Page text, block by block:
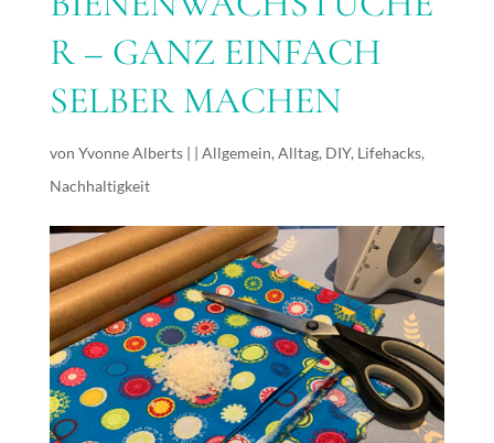
R – GANZ EINFACH
SELBER MACHEN
von Yvonne Alberts| | Allgemein, Alltag, DIY, Lifehacks,
Nachhaltigkeit